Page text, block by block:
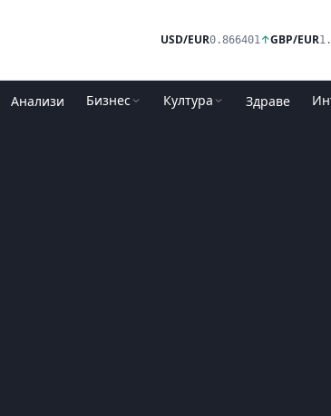
USD/EUR0.866401↑GBP/EUR
Анализи Бизнес Култура Здраве